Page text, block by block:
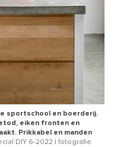
sportschool en boerderij.
eiken fronten en
Prikkabel en manden
DIY 6-2022 | fotografie